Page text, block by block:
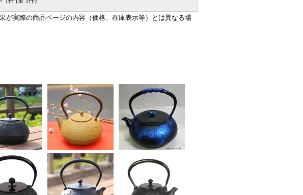
実際の商品ページの内容（価格、在庫表示等）とは異なる場